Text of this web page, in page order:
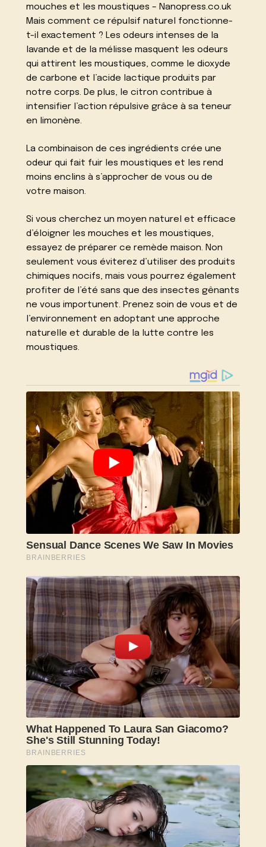
mouches et les moustiques – Nanopress.co.uk
Mais comment ce répulsif naturel fonctionne-
t-il exactement ? Les odeurs intenses de la
lavande et de la mélisse masquent les odeurs
qui attirent les moustiques, comme le dioxyde
de carbone et l’acide lactique produits par
notre corps. De plus, le citron contribue à
intensifier l’action répulsive grâce à sa teneur
en limonène.
La combinaison de ces ingrédients crée une
odeur qui fait fuir les moustiques et les rend
moins enclins à s’approcher de vous ou de
votre maison.
Si vous cherchez un moyen naturel et efficace
d’éloigner les mouches et les moustiques,
essayez de préparer ce remède maison. Non
seulement vous éviterez d’utiliser des produits
chimiques nocifs, mais vous pourrez également
profiter de l’été sans que des insectes gênants
ne vous importunent. Prenez soin de vous et de
l’environnement en adoptant une approche
naturelle et durable de la lutte contre les
moustiques.